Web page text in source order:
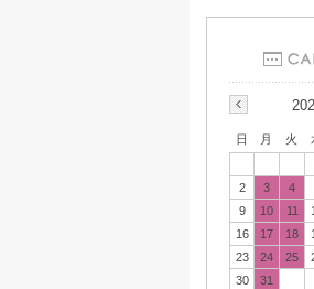
日 月 火
2
3 4
9
10 11
16
17 18
23
24 25
30
31